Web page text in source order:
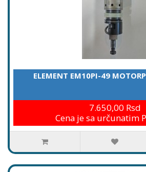
ELEMENT EM10PI-49
7.650,00 Rsd
Cena je sa určunatim